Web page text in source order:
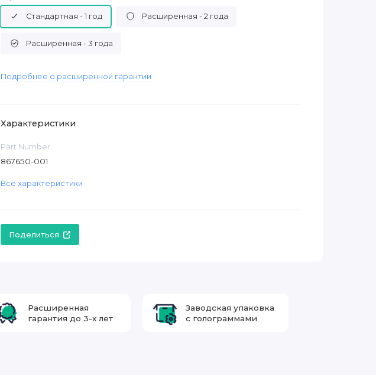
Стандартная - 1 год Расширенная - 2 года
Расширенная - 3 года
Подробнее о расширенной гарантии
Характеристики
Part Number
867650-001
Все характеристики
Поделиться
Расширенная
гарантия до 3-х лет
Заводская упаковка
с голограммами